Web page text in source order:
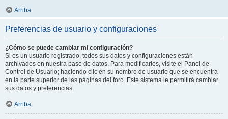
Arriba
Preferencias de usuario y configuraciones
¿Cómo se puede cambiar mi configuración?
Si es un usuario registrado, todos sus datos y configuraciones están
archivados en nuestra base de datos. Para modificarlos, visite el Panel de
Control de Usuario; haciendo clic en su nombre de usuario que se encuentra
en la parte superior de las páginas del foro. Este sistema le permitirá cambiar
sus datos y preferencias.
Arriba